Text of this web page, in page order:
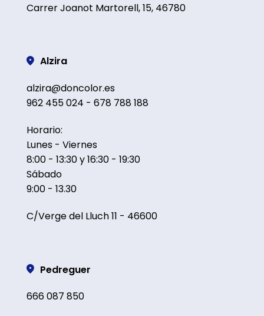
Carrer Joanot Martorell, 15, 46780
Alzira
alzira@doncolor.es
962 455 024 - 678 788 188
Horario:
Lunes - Viernes
8:00 - 13:30 y 16:30 - 19:30
Sábado
9:00 - 13.30
C/Verge del Lluch 11 - 46600
Pedreguer
666 087 850